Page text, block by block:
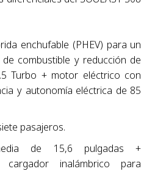
enchufable (PHEV) para un
combustible y reducción de
Turbo + motor eléctrico con
y autonomía eléctrica de 85
pasajeros.
de 15,6 pulgadas +
cargador inalámbrico para